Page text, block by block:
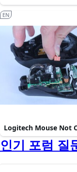
Logitech Mouse Not
EN
인기 포럼 질